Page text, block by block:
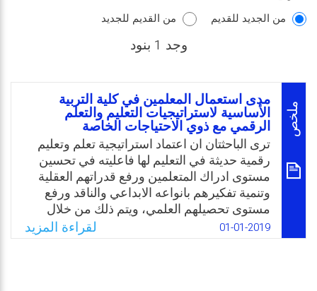
من الجديد للقديم
من القديم للجديد
وجد 1 بنود
ملخص
مدى استعمال المعلمين في كلية التربية
الأساسية لاستراتيجيات التعليم والتعلم
الرقمي مع ذوي الاحتياجات الخاصة
ترى الباحثتان ان اعتماد استراتيجية تعلم وتعليم
رقمية حديثة في التعليم لها فاعليته في تحسين
مستوى ادراك المتعلمين ورفع قدراتهم العقلية
وتنمية تفكيرهم بانواعه الابداعي والناقد ورفع
مستوى تحصيلهم العلمي، ويتم ذلك من خلال
تخطيط مسبق لإجراءات التعلم من قبل المعلم
لاعتماد استراتيجيات متنوعة في التعلم والتعليم
01-01-2019 لقراءة المزيد